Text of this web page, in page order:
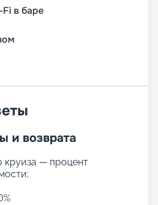
в баре
и возврата
круиза — процент